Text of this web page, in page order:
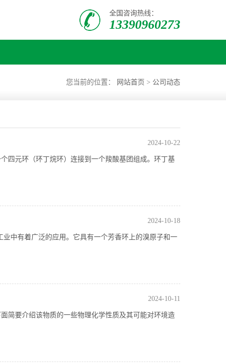
全国咨询热线：
13390960273
您当前的位置： 网站首页 > 公司动态
2024-10-22
四元环（环丁烷环）连接到一个羧酸基团组成。环丁基
2024-10-18
业中有着广泛的应用。它具有一个芳香环上的溴原子和一
2024-10-11
简要介绍该物质的一些物理化学性质及其可能对环境造